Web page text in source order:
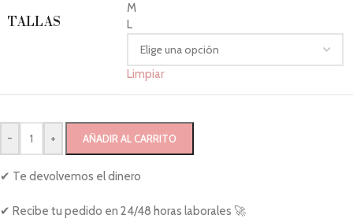
TALLAS
M
L
Limpiar
- + AÑADIR AL CARRITO
✔ Te devolvemos el dinero
✔ Recibe tu pedido en 24/48 horas laborales 🚀